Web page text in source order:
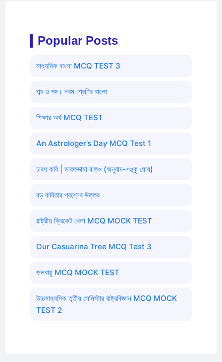
Popular Posts
মাধ্যমিক বাংলা MCQ TEST 3
শব্দ ও পদ। নবম শ্রেণির বাংলা
শিক্ষার অর্থ MCQ TEST
An Astrologer’s Day MCQ Test 1
চারণ কবি | ভারতভাষা রাতও (অনুবাদ-শঙ্কু ঘোষ)
বড় কবিতার প্রশ্নের উত্তর
রাষ্ট্রীয় ক্রিকেট খেলা MCQ MOCK TEST
Our Casuarina Tree MCQ Test 3
জলবায়ু MCQ MOCK TEST
উচ্চমাধ্যমিক তৃতীয় সেমিস্টার রাষ্ট্রবিজ্ঞান MCQ MOCK
TEST 2